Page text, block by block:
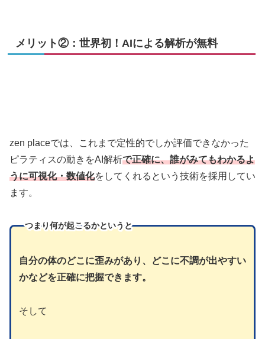
メリット②：世界初！AIによる解析が無料
zen placeでは、これまで定性的でしか評価できなかった
ピラティスの動きをAI解析で正確に、誰がみてもわかるよ
うに可視化・数値化をしてくれるという技術を採用してい
ます。
つまり何が起こるかというと
自分の体のどこに歪みがあり、どこに不調が出やすい
かなどを正確に把握できます。
そして